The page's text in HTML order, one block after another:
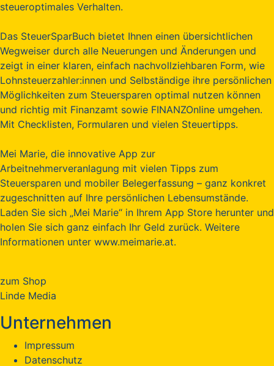
steueroptimales Verhalten.
Das SteuerSparBuch bietet Ihnen einen übersichtlichen
Wegweiser durch alle Neuerungen und Änderungen und
zeigt in einer klaren, einfach nachvollziehbaren Form, wie
Lohnsteuerzahler:innen und Selbständige ihre persönlichen
Möglichkeiten zum Steuersparen optimal nutzen können
und richtig mit Finanzamt sowie FINANZOnline umgehen.
Mit Checklisten, Formularen und vielen Steuertipps.
Mei Marie, die innovative App zur
Arbeitnehmerveranlagung mit vielen Tipps zum
Steuersparen und mobiler Belegerfassung – ganz konkret
zugeschnitten auf Ihre persönlichen Lebensumstände.
Laden Sie sich „Mei Marie“ in Ihrem App Store herunter und
holen Sie sich ganz einfach Ihr Geld zurück. Weitere
Informationen unter www.meimarie.at.
zum Shop
Linde Media
Unternehmen
Impressum
Datenschutz